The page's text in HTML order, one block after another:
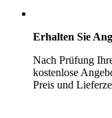
Erhalten Sie
Nach Prüfung
kostenlose
Preis und